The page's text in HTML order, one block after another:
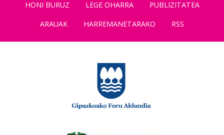
HONI BURUZ LEGE OHARRA
PUBLIZITATEA
ARAUAK
HARREMANETARAKO RSS